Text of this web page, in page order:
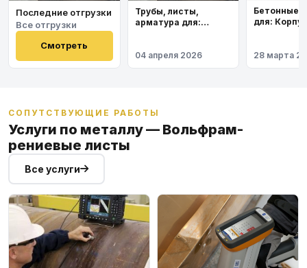
Последние отгрузки
Все отгрузки
Смотреть
Трубы, листы,
арматура для:
04 апреля 2026
Бетонные
для:
28 марта
СОПУТСТВУЮЩИЕ РАБОТЫ
Услуги по металлу — Вольфрам-
рениевые листы
Все услуги